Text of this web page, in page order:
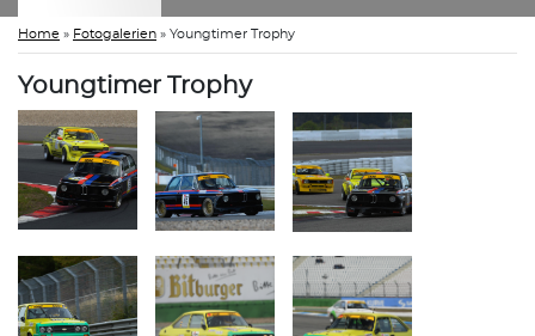
Home » Fotogalerien » Youngtimer Trophy
Youngtimer Trophy